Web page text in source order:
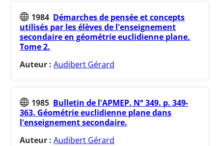
1984 Démarches de pensée et concepts
utilisés par les élèves de l'enseignement
secondaire en géométrie euclidienne plane.
Tome 2.
Auteur : Audibert Gérard
1985 Bulletin de l'APMEP. N° 349. p. 349-
363. Géométrie euclidienne plane dans
l'enseignement secondaire.
Auteur : Audibert Gérard